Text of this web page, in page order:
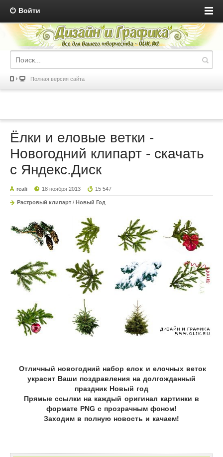
Войти
Полная версия сайта
Ёлки и еловые ветки -
Новогодний клипарт - скачать
с Яндекс.Диск
reali 18 ноября 2013 15 547
Растровый клипарт / Новый Год
Отличный новогодний набор елок и елочных веток
украсит Ваши поздравления на долгожданный
праздник Новый год
Прямые ссылки на каждый оригинал картинки в
формате PNG с прозрачным фоном!
Заходим в полную новость и качаем!